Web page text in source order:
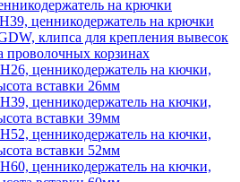
на крючки
ценникодержатель на крючки
клипса для крепления вывесок
проволочных корзинах
ценникодержатель на кючки,
вставки 26мм
ценникодержатель на кючки,
вставки 39мм
ценникодержатель на кючки,
вставки 52мм
ценникодержатель на кючки,